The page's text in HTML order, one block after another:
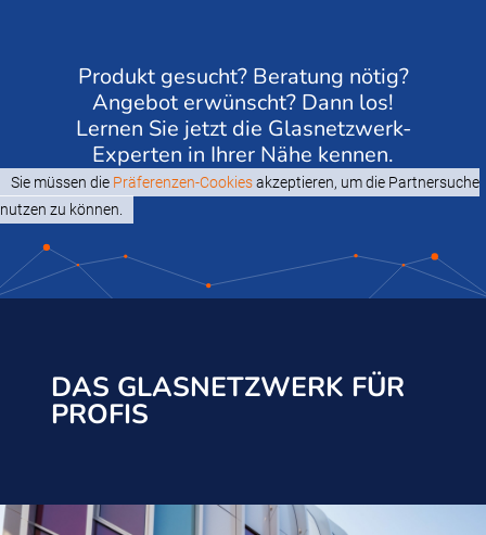
Produkt gesucht? Beratung nötig?
Angebot erwünscht? Dann los!
Lernen Sie jetzt die Glasnetzwerk-
Experten in Ihrer Nähe kennen.
Sie müssen die Präferenzen-Cookiesakzeptieren, um die Partnersuche
nutzen zu können.
DAS GLASNETZWERK FÜR
PROFIS